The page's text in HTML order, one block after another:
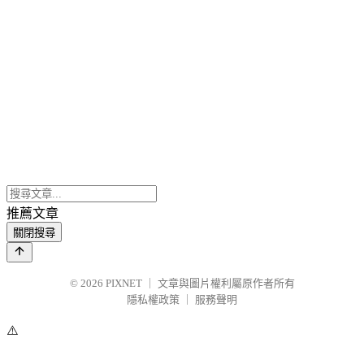
推薦文章
關閉搜尋
© 2026 PIXNET
文章與圖片權利屬原作者所有
隱私權政策
服務聲明
⚠️